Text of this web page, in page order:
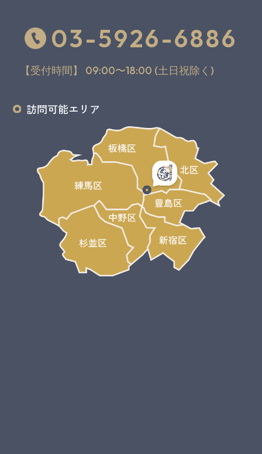
03-5926-6886
【受付時間】 09:00〜18:00 (土日祝除く)
訪問可能エリア